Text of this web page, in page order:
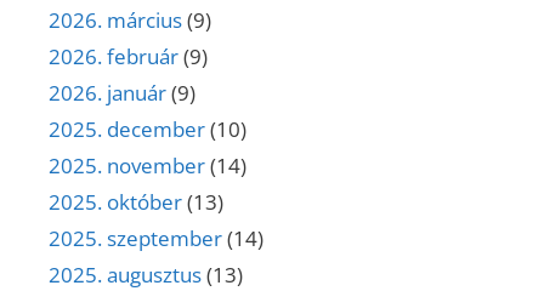
2026. március(9)
2026. február(9)
2026. január(9)
2025. december(10)
2025. november(14)
2025. október(13)
2025. szeptember(14)
2025. augusztus(13)